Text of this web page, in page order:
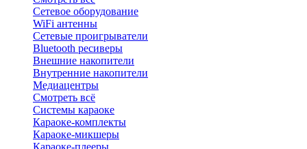
Сетевое оборудование
WiFi антенны
Сетевые проигрыватели
Bluetooth ресиверы
Внешние накопители
Внутренние накопители
Медиацентры
Смотреть всё
Системы караоке
Караоке-комплекты
Караоке-микшеры
Караоке-плееры